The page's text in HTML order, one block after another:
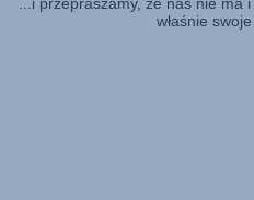
właśnie